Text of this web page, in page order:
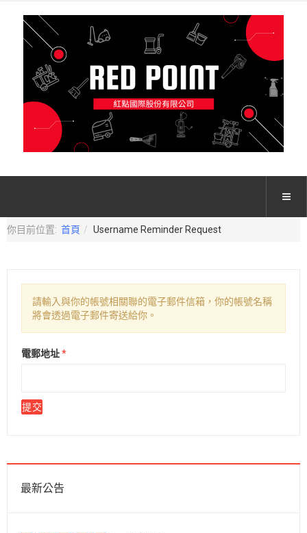
你目前位置: 首頁 Username Reminder Request
請輸入與你的帳號相關聯的電子郵件信箱，你的帳號名稱
將會透過電子郵件寄送給你。
電郵地址*
提交
最新公告